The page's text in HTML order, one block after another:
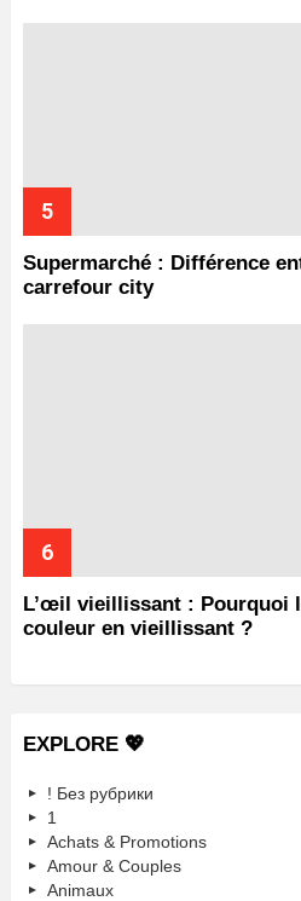
Supermarché : Différence
carrefour city
L’œil vieillissant : Pourquoi
couleur en vieillissant ?
EXPLORE 💖
! Без рубрики
1
Achats & Promotions
Amour & Couples
Animaux